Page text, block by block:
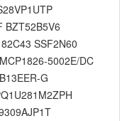
BZT52B5V6
SSF2N60
5002E/DC
G